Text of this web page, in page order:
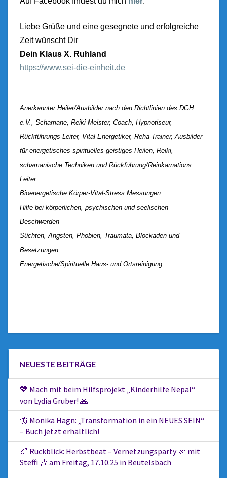
Liebe Grüße und eine gesegnete und erfolgreiche
Zeit wünscht Dir
Dein Klaus X. Ruhland
https://www.sei-die-einheit.de
Anerkannter Heiler/Ausbilder nach den Richtlinien des DGH
e.V., Schamane, Reiki-Meister, Coach, Hypnotiseur,
Rückführungs-Leiter, Vital-Energetiker, Reha-Trainer, Ausbilder
für energetisches-spirituelles-geistiges Heilen, Reiki,
schamanische Techniken und Rückführung/Reinkarnations
Leiter
Bioenergetische Körper-Vital-Stress Messungen
Hilfe bei körperlichen, psychischen und seelischen
Beschwerden
Süchten, Ängsten, Phobien, Traumata, Blockaden und
Besetzungen
Energetische/Spirituelle Haus- und Ortsreinigung
NEUESTE BEITRÄGE
💖 Mach mit beim Hilfsprojekt „Kinderhilfe Nepal“
von Lydia Gruber! 🙏
🦋 Monika Hagn: „Transformation in ein NEUES SEIN“
– Buch jetzt erhältlich!
🍂 Rückblick: Herbstbeat – Vernetzungsparty 🎉 mit
Steffi 🎶 am Freitag, 17.10.25 in Beutelsbach